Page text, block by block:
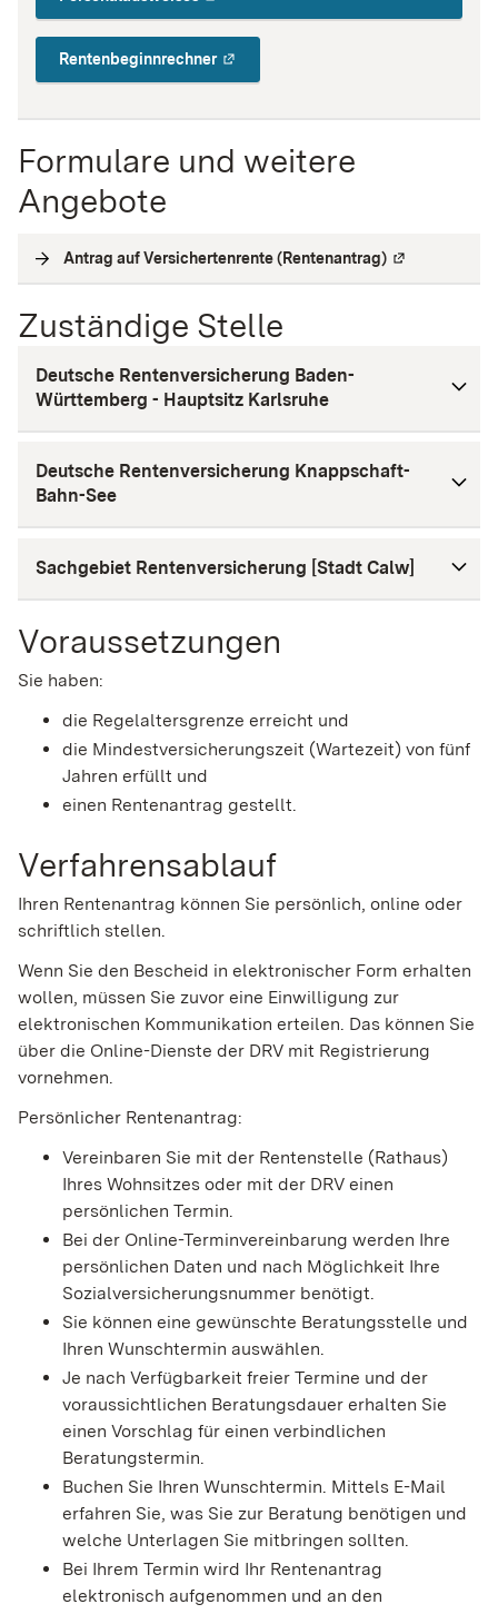
Rentenbeginnrechner
Formulare und weitere
Angebote
Antrag auf Versichertenrente (Rentenantrag) Externe
Zuständige Stelle
Deutsche Rentenversicherung Baden-
Württemberg - Hauptsitz Karlsruhe
Deutsche Rentenversicherung Knappschaft-
Bahn-See
Sachgebiet Rentenversicherung [Stadt Calw]
Voraussetzungen
Sie haben:
die Regelaltersgrenze erreicht und
die Mindestversicherungszeit (Wartezeit) von fünf
Jahren erfüllt und
einen Rentenantrag gestellt.
Verfahrensablauf
Ihren Rentenantrag können Sie persönlich, online oder
schriftlich stellen.
Wenn Sie den Bescheid in elektronischer Form erhalten
wollen, müssen Sie zuvor eine Einwilligung zur
elektronischen Kommunikation erteilen. Das können Sie
über die Online-Dienste der DRV mit Registrierung
vornehmen.
Persönlicher Rentenantrag:
Vereinbaren Sie mit der Rentenstelle (Rathaus)
Ihres Wohnsitzes oder mit der DRV einen
persönlichen Termin.
Bei der Online-Terminvereinbarung werden Ihre
persönlichen Daten und nach Möglichkeit Ihre
Sozialversicherungsnummer benötigt.
Sie können eine gewünschte Beratungsstelle und
Ihren Wunschtermin auswählen.
Je nach Verfügbarkeit freier Termine und der
voraussichtlichen Beratungsdauer erhalten Sie
einen Vorschlag für einen verbindlichen
Beratungstermin.
Buchen Sie Ihren Wunschtermin. Mittels E-Mail
erfahren Sie, was Sie zur Beratung benötigen und
welche Unterlagen Sie mitbringen sollten.
Bei Ihrem Termin wird Ihr Rentenantrag
elektronisch aufgenommen und an den